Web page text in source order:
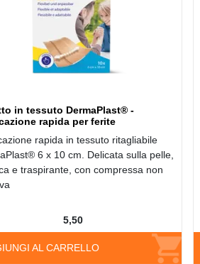
in tessuto DermaPlast® -
rapida per ferite
rapida in tessuto ritagliabile
6 x 10 cm. Delicata sulla pelle,
e traspirante, con compressa non
AL CARRELLO
5,50